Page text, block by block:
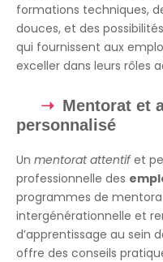
formations techniques,
douces, et des
qui fournissent aux
exceller dans leurs rôles
Mentorat et
personnalisé
Un mentorat attentifet
professionnelle des
programmes de
intergénérationnelle et
d’apprentissage au sein
offre des conseils